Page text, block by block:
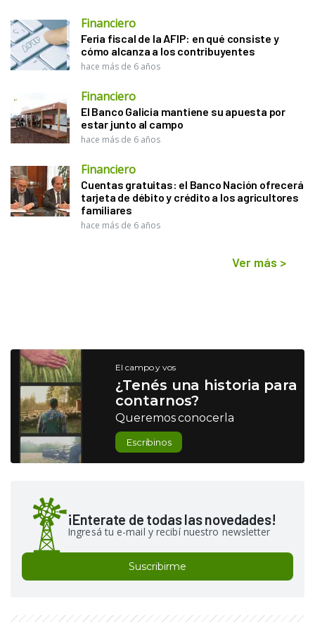
Financiero
Feria fiscal de la AFIP: en qué consiste y
cómo alcanza a los contribuyentes
hace más de 6 años
Financiero
El Banco Galicia mantiene su apuesta por
estar junto al campo
hace más de 6 años
Financiero
Cuentas gratuitas: el Banco Nación ofrecerá
tarjeta de débito y crédito a los agricultores
familiares
hace más de 6 años
Ver más >
El campo y vos
¿Tenés una historia para
contarnos?
Queremos conocerla
Escribinos
¡Enterate de todas las novedades!
Ingresá tu e-mail y recibí nuestro newsletter
Suscribirme